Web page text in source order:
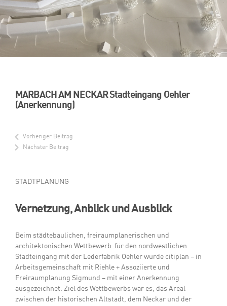
MARBACH AM NECKAR Stadteingang Oehler
(Anerkennung)
Vorheriger Beitrag
Nächster Beitrag
STADTPLANUNG
Vernetzung, Anblick und Ausblick
Beim städtebaulichen, freiraumplanerischen und
architektonischen Wettbewerb für den nordwestlichen
Stadteingang mit der Lederfabrik Oehler wurde citiplan – in
Arbeitsgemeinschaft mit Riehle + Assoziierte und
Freiraumplanung Sigmund – mit einer Anerkennung
ausgezeichnet. Ziel des Wettbewerbs war es, das Areal
zwischen der historischen Altstadt, dem Neckar und der